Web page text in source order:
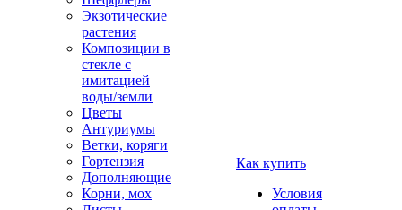
Экзотические
растения
Композиции в
стекле с
имитацией
воды/земли
Цветы
Антуриумы
Ветки, коряги
Гортензия
Дополняющие
Корни, мох
Как купить
Условия